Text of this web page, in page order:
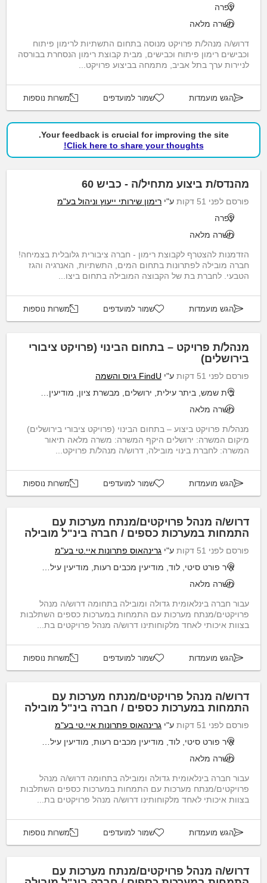
עפרה
משרה מלאה
דרוש/ה מנהל/ת פרויקט מנוסה בתחום התשתיות לרימון פיתוח
וכבישים רימון פיתוח וכבישים, מבית קבוצת רימון הנסחרת בבורסה
לניירות ערך בתל אביב, מתמחה בביצוע פרויקט...
הגש מועמדות שמור למועדפים משרות נוספות
Your feedback is crucial for improving the site.
Click here to share your thoughts!
מהנדס/ת ביצוע מתחיל/ה - כביש 60
פורסם לפני 51 דקות ע"י רימון שירותי ייעוץ וניהול בע"מ
עפרה
משרה מלאה
הזדמנות להצטרף לקבוצת רימון - חברה ציבורית גלובלית בצמיחה!
חברה מובילה לפתרונות בתחום המים, התשתיות, האנרגיה והגז
הטבעי. לחברת בת של הקבוצה המובילה בתחום ביצו...
הגש מועמדות שמור למועדפים משרות נוספות
מנהל/ת פרויקט – בתחום הבינוי (פרויקט ציבורי
בירושלים)
פורסם לפני 51 דקות ע"י FindU גיוס והשמה
בית שמש, ביתר עילית, ירושלים, מבשרת ציון, מודיעין מכבים רעות
משרה מלאה
מנהל/ת פרויקט ביצוע – בתחום הבינוי (פרויקט ציבורי בירושלים)
מיקום המשרה: ירושלים היקף המשרה: משרה מלאה תיאור
המשרה: לחברת בינוי מובילה, דרוש/ה מנהל/ת פרויקט...
הגש מועמדות שמור למועדפים משרות נוספות
דרוש/ה מנהל פרויקטים/מנתח מערכות עם
התמחות במערכות כספים / חברה בינ"ל מובילה
פורסם לפני 51 דקות ע"י גרינהאוס פתרונות איי.טי בע"מ
איר פורט סיטי, לוד, מודיעין מכבים רעות, מודיעין עילית, שוהם
משרה מלאה
עבור חברה בינלאומית גדולה ומובילה בתחומה דרוש/ה מנהל
פרויקטים/מנתח מערכות עם התמחות במערכות כספים השתלבות
בצוות איכותי לאחד מלקוחותינו דרוש/ה מנהל פרויקטים בת...
הגש מועמדות שמור למועדפים משרות נוספות
דרוש/ה מנהל פרויקטים/מנתח מערכות עם
התמחות במערכות כספים / חברה בינ"ל מובילה
פורסם לפני 51 דקות ע"י גרינהאוס פתרונות איי.טי בע"מ
איר פורט סיטי, לוד, מודיעין מכבים רעות, מודיעין עילית, שוהם
משרה מלאה
עבור חברה בינלאומית גדולה ומובילה בתחומה דרוש/ה מנהל
פרויקטים/מנתח מערכות עם התמחות במערכות כספים השתלבות
בצוות איכותי לאחד מלקוחותינו דרוש/ה מנהל פרויקטים בת...
הגש מועמדות שמור למועדפים משרות נוספות
דרוש/ה מנהל פרויקטים/מנתח מערכות עם